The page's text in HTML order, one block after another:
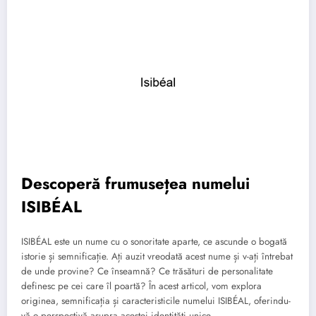
Descoperă frumusețea numelui
ISIBÉAL
ISIBÉAL este un nume cu o sonoritate aparte, ce ascunde o bogată
istorie și semnificație. Ați auzit vreodată acest nume și v-ați întrebat
de unde provine? Ce înseamnă? Ce trăsături de personalitate
definesc pe cei care îl poartă? În acest articol, vom explora
originea, semnificația și caracteristicile numelui ISIBÉAL, oferindu-